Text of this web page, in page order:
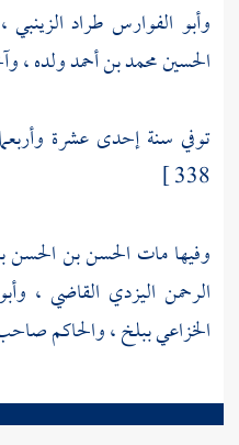
وأبو الفوارس طراد الزينبي‌‌‌‌‌ ،
الحسين محمد بن أحمدولده ،
توفي سنة إحدى عشرة
338 ]
وفيها مات الحسن بن الحسن
الرحمن اليزدي القاضي ،
الخزاعيببلخ، والحاكم